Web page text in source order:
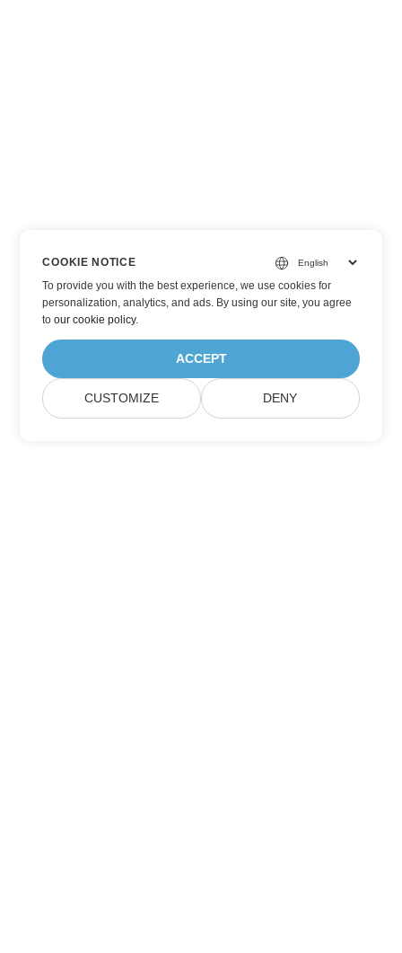
COOKIE NOTICE
To provide you with the best experience, we use cookies for
personalization, analytics, and ads. By using our site, you agree
toour cookie policy.
ACCEPT
CUSTOMIZE DENY